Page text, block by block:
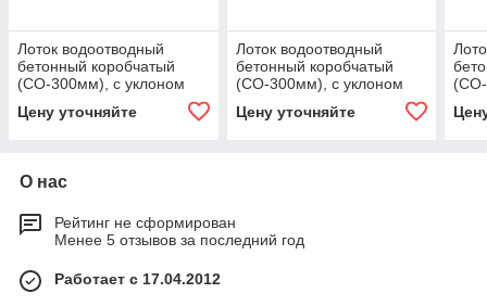
Лоток водоотводный
бетонный коробчатый
(СО-300мм), с уклоном
100.44(30).33(26) - BGМ-
Цену уточняйте
Лоток водоотводный
бетонный коробчатый
(СО-300мм), с уклоном
100.44(30).35,5(28,5) -
Цену уточняйте
(СО-
О нас
Рейтинг не сформирован
Менее 5 отзывов за последний год
Работает с 17.04.2012